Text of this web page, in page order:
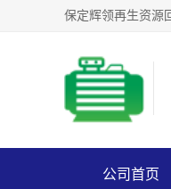
公司首页